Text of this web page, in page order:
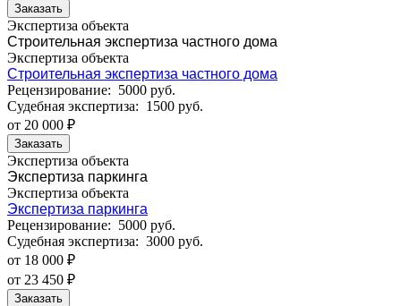
Заказать
Экспертиза объекта
Строительная экспертиза частного дома
Экспертиза объекта
Строительная экспертиза частного дома
Рецензирование: 5000 руб.
Судебная экспертиза: 1500 руб.
от 20 000 ₽
Заказать
Экспертиза объекта
Экспертиза паркинга
Экспертиза объекта
Экспертиза паркинга
Рецензирование: 5000 руб.
Судебная экспертиза: 3000 руб.
от 18 000 ₽
от 23 450 ₽
Заказать